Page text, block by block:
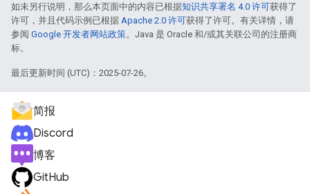
如未另行说明，那么本页面中的内容已根据知识共享署名 4.0 许可获得了
许可，并且代码示例已根据 Apache 2.0 许可获得了许可。有关详情，请
参阅 Google 开发者网站政策。Java 是 Oracle 和/或其关联公司的注册商
标。
最后更新时间 (UTC)：2025-07-26。
简报
Discord
博客
GitHub